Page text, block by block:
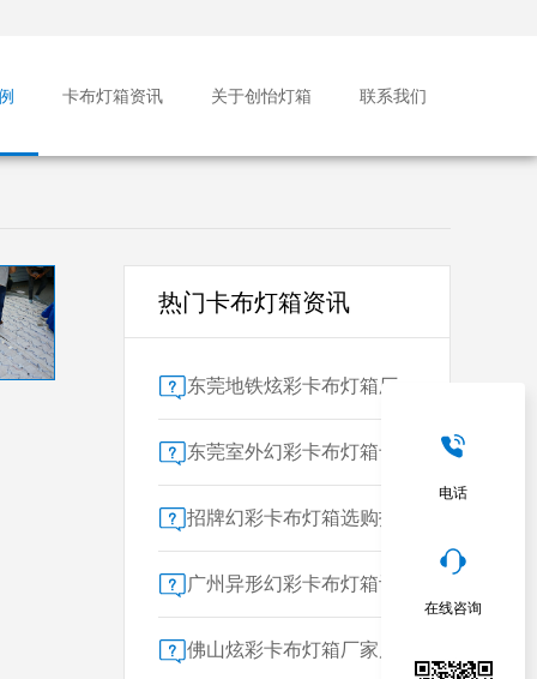
卡布灯箱资讯 关于创怡灯箱 联系我们
热门卡布灯箱资讯
电话
在线咨询